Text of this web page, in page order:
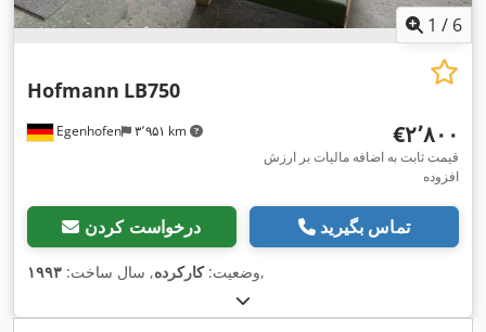
1 / 6
Egenhofen ۳٬۹۵۱ km
Hofmann LB750
‎€۲٬۸۰۰
قیمت ثابت به اضافه مالیات بر ارزش
افزوده
درخواست کردن تماس بگیرید
وضعیت:کارکرده, سال ساخت: ۱۹۹۳ ,